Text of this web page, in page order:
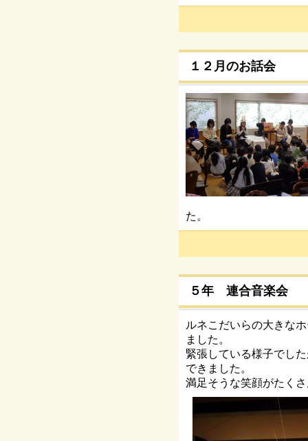
１２月のお話会
た。
５年 連合音楽会
ルネこだいらの大きな
ました。
緊張している様子でし
できました。
満足そうな笑顔がたく